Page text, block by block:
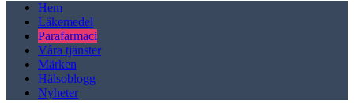
Hem
Läkemedel
Parafarmaci
Våra tjänster
Märken
Hälsoblogg
Nyheter